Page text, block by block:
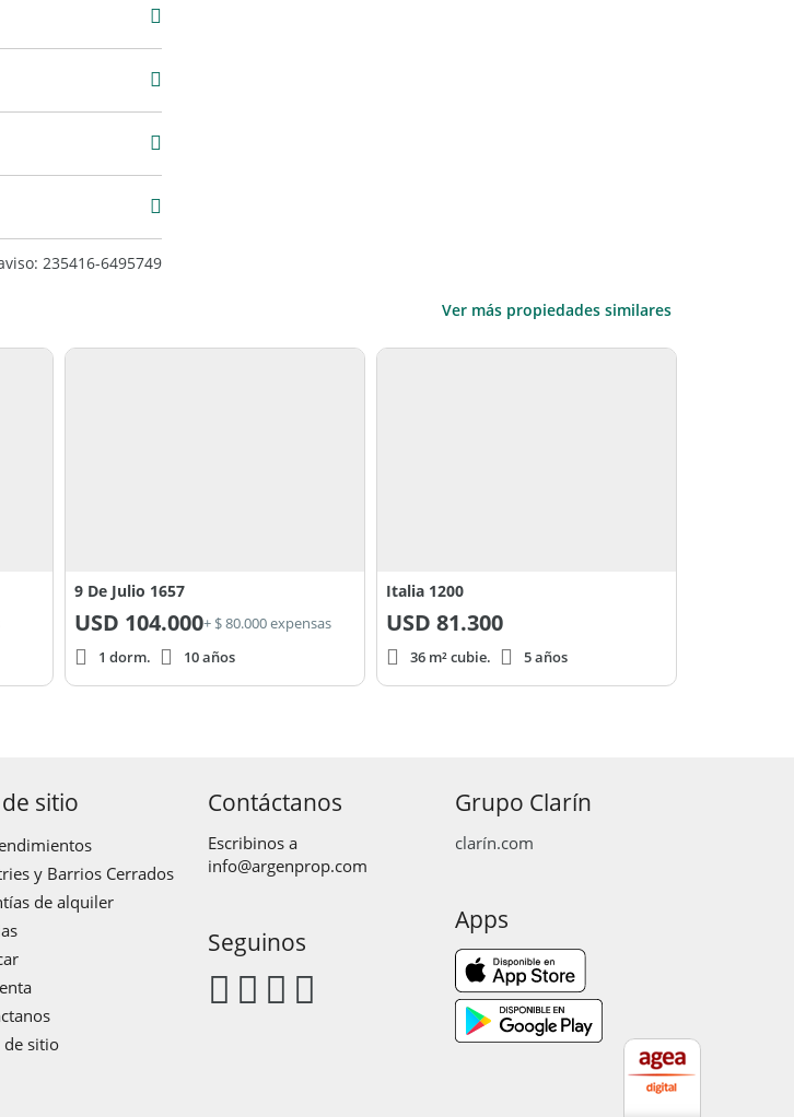
235416-6495749
Ver más propiedades similares
9 De Julio 1657
USD 104.000+ $ 80.000 expensas
1 dorm.
10 años
Italia 1200
USD 81.300
36 m² cubie. 5 años
sitio
y Barrios Cerrados
de alquiler
de sitio
Contáctanos
Escribinos a
info@argenprop.com
Seguinos
Grupo Clarín
clarín.com
Apps